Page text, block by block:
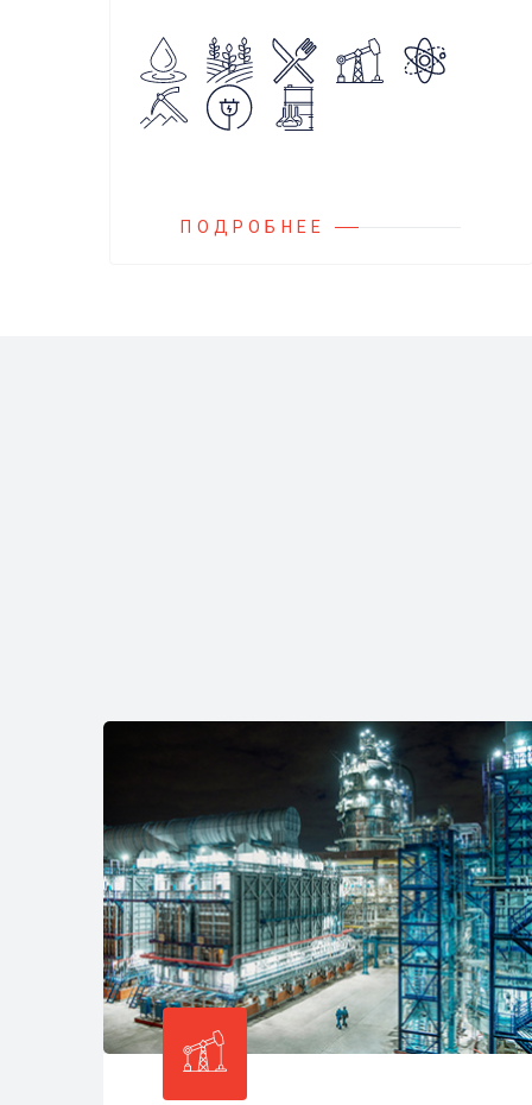
агрессивных, токсичных и вредных
жидкостей, эмульсий и суспензий.
Фильтры устанавливаются
и установок.
ПОДРОБНЕЕ